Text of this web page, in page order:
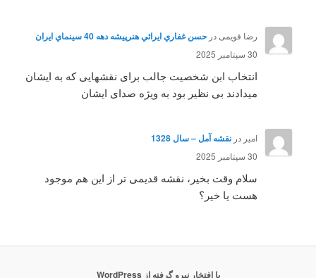
رضا قویمیدر حسن غفاري ايرائي هنرپيشه دهه 40 سينماي ايران
30 سپتامبر 2025
انتخاب ابن شخصیت جالب برای نقشهایی که به ایشان
میدادند بی نظیر بود به ویژه صدای ایشان
امیر در نقشه آمل – سال 1328
30 سپتامبر 2025
سلام وقت بخیر، نقشه قدیمی تر از این هم موجود
هست یا خیر؟
با افتخار نیرو گرفته از WordPress